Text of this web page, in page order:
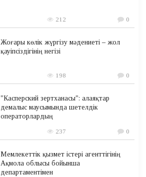
212 0
Жоғары көлік жүргізу мәдениеті – жол
қауіпсіздігінің негізі
198 0
"Касперский зертханасы": алаяқтар
демалыс маусымында шетелдік
операторлардың
237 0
Мемлекеттік қызмет істері агенттігінің
Ақмола облысы бойынша
департаментімен